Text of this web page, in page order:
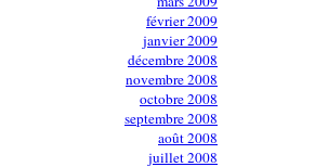
février 2009
janvier 2009
décembre 2008
novembre 2008
octobre 2008
septembre 2008
août 2008
juillet 2008